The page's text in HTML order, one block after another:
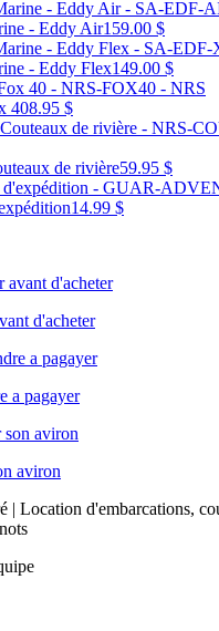
- Eddy Air159.00 $
- Eddy Flex149.00 $
408.95 $
de rivière59.95 $
14.99 $
d'acheter
a pagayer
aviron